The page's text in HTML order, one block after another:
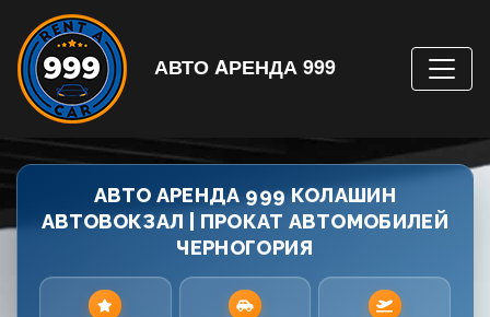
АВТО AРЕНДА 999
АВТО АРЕНДА 999 КОЛАШИН
АВТОВОКЗАЛ | ПРОКАТ АВТОМОБИЛЕЙ
ЧЕРНОГОРИЯ